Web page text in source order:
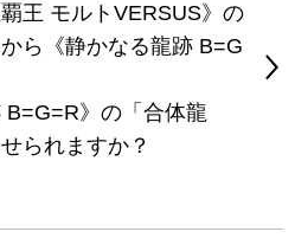
王 モルトVERSUS》の
ら《静かなる龍跡 B=G
》の「合体龍
られますか？